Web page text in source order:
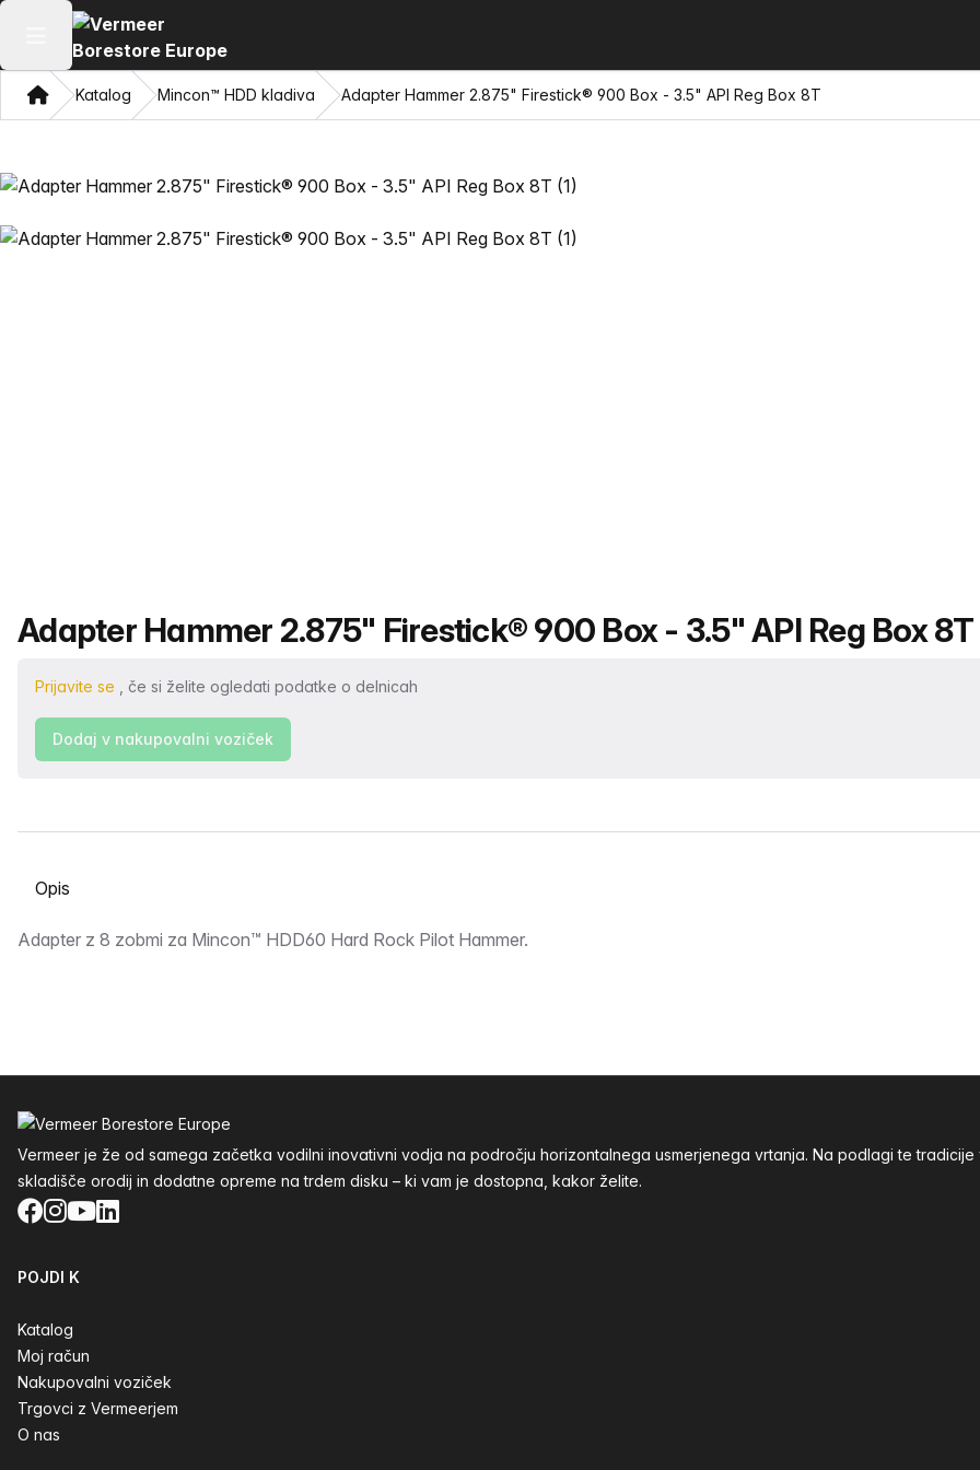
Odpri glavni meni
DomaKatalog Mincon™ HDD kladiva Adapter Hammer 2.875" Firestick® 900 Box - 3.5" API Reg Box 8T
Ime izdelka
Adapter Hammer 2.875" Firestick® 900 Box - 3.5" API Reg Box 8T
Prijavite se , če si želite ogledati podatke o delnicah
Dodaj v nakupovalni voziček
Izberite zavihek
Opis
Adapter z 8 zobmi za Mincon™ HDD60 Hard Rock Pilot Hammer.
Vermeer je že od samega začetka vodilni inovativni vodja na področju horizontalnega usmerjenega vrtanja. Na podlagi te tradicije
skladišče orodij in dodatne opreme na trdem disku – ki vam je dostopna, kakor želite.
Facebook
Instagram
YouTube
LinkedIn
POJDI K
Katalog
Moj račun
Nakupovalni voziček
Trgovci z Vermeerjem
O nas